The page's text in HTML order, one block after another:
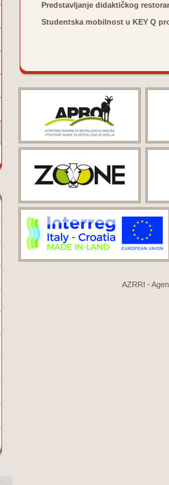
Predstavljanje didaktičkog
Studentska mobilnost u KEY Q
AZRRI -